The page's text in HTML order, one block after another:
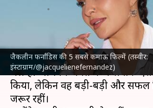
जैकलीन फर्नांडिस की 5 सबसे कमाऊ फिल्में (तस्वीर:
इंस्टाग्राम/@jacquelienefernandez)
Aug 11, 2025 12:14 pm
जैकलीन फर्नांडिसउन अभिनेत्रियों में
भले ही अभिनय जगत में अभी तक
किया, लेकिन वह बड़ी-बड़ी और सफल
जरूर रहीं।